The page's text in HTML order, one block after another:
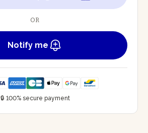
OR
Notify me
🔒 100% secure payment